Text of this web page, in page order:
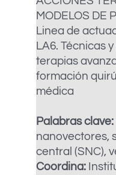
MODELOS DE
Linea de
LA6. Técnicas
terapias
formación
médica
Palabras clave:
nanovectores,
central (SNC),
Coordina: